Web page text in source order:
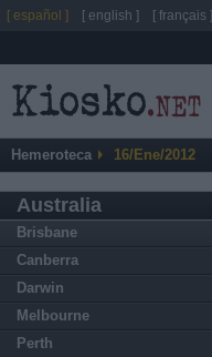
Hemeroteca 16/Ene/2012
Australia
Brisbane
Canberra
Darwin
Melbourne
Perth
[ español ] [ english ] [ français ]